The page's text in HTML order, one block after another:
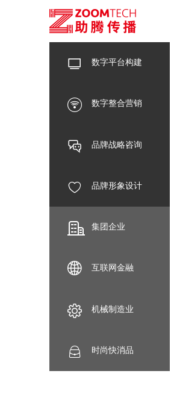
数字平台构建
数字整合营销
品牌战略咨询
品牌形象设计
集团企业
互联网金融
机械制造业
时尚快消品